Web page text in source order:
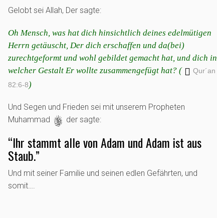
Gelobt sei Allah, Der sagte:
Oh Mensch, was hat dich hinsichtlich deines edelmütigen
Herrn getäuscht, Der dich erschaffen und da(bei)
zurechtgeformt und wohl gebildet gemacht hat, und dich in
welcher Gestalt Er wollte zusammengefügt hat? (
Qur´an
82:6-8)
Und Segen und Frieden sei mit unserem Propheten
Muhammad s der sagte:
“Ihr stammt alle von Adam und Adam ist aus
Staub.”
Und mit seiner Familie und seinen edlen Gefährten, und
somit….